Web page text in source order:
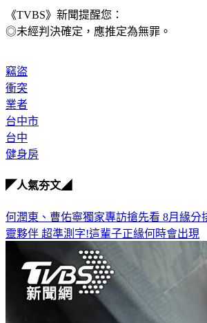
《TVBS》新聞提醒您：
◎未經判決確定，應推定為無罪。
竊盜
衝突
業者
台中市
台中
健身房
◤人氣夯文◢
何潤東、曹佑寧獨家專訪搶先看 8月緣分
靈夥伴 超準測字!這輩子正緣何時會出現